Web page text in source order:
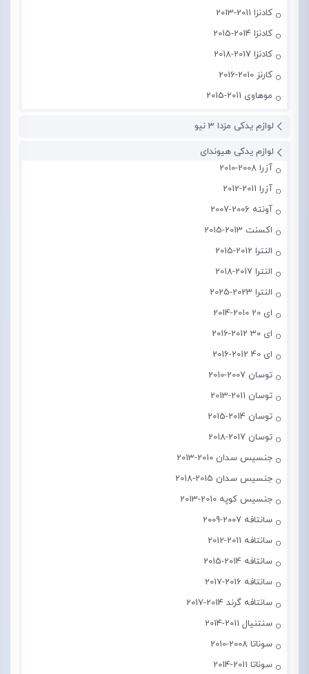
کادنزا 2011-2013
کادنزا 2014-2015
کادنزا 2017-2018
کارنز 2010-2016
موهاوی 2011-2015
لوازم یدکی مزدا 3 نیو
لوازم یدکی هیوندای
آزرا 2008-2010
آزرا 2011-2012
آونته 2006-2007
اکسنت 2013-2015
النترا 2012-2015
النترا 2017-2018
النترا 2023-2025
ای 20 2010-2014
ای 30 2012-2016
ای 40 2012-2016
توسان 2007-2010
توسان 2011-2013
توسان 2014-2015
توسان 2017-2018
جنسیس سدان 2010-2013
جنسیس سدان 2015-2018
جنسیس کوپه 2010-2013
سانتافه 2007-2009
سانتافه 2011-2012
سانتافه 2014-2015
سانتافه 2016-2017
سانتافه گرند 2014-2017
سنتنیال 2011-2014
سوناتا 2008-2010
سوناتا 2011-2014